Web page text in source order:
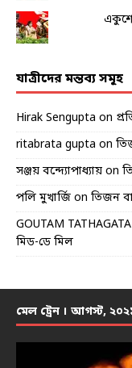
যাত্রীদের মন্তব্য সমূহ
Hirak Sengupta on
ritabrata gupta on
সঞ্জয় বন্দ্যোপাধ্যায় on
পলি মুখার্জি on তিজন
GOUTAM TATHAGATA
মিড-ডে মিল
মেল ট্রেন । আগস্ট,